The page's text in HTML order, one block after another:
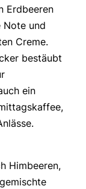
Erdbeeren
Note und
Creme.
bestäubt
ein
Himbeeren,